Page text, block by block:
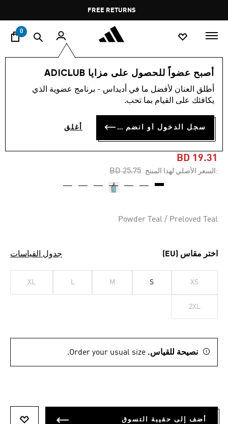
Pause
promotion
rotation
FREE RETURNS
0
أصبح عضواً للحصول على مزايا ADICLUB
أطلق العنان لأفضل ما في أديداس - برنامج عضوية الذي
يكافئك على القيام بما تحب.
سجل الدخول أو انضم الآن أغلق
الرجال ملابس
-25%
قميص بولو CLUB TENNIS
CLIMACOOL GRAPHIC
BD 19.31
:السعر الأصلي لهذا المنتج Price reduced from
BD 25.75
to
Powder Teal / Preloved Teal
اختر مقاس (EU) جدول القياسات
XS
S
M
L
XL
2XL
نصيحة للقياس. Order your usual size.
أضف إلى حقيبة التسوق